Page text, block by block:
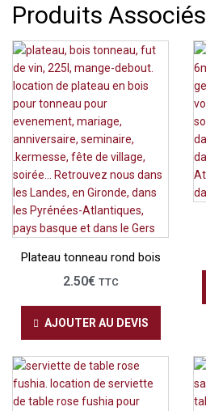
Produits Associés
Plateau tonneau rond bois
2.50€ TTC
AJOUTER AU DEVIS